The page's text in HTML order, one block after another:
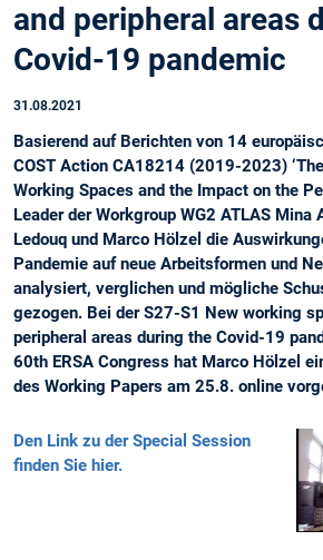
and peripheral areas
Covid-19 pandemic
31.08.2021
Basierend auf Berichten von 14
COST Action CA18214 (2019-2023)
Working Spaces and the Impact on the
Leader der Workgroup WG2 ATLAS Mina
Ledouq und Marco Hölzel die
Pandemie auf neue Arbeitsformen und
analysiert, verglichen und mögliche
gezogen. Bei der S27-S1 New working
peripheral areas during the Covid-19
60th ERSA Congress hat Marco Hölzel
des Working Papers am 25.8. online
Den Link zu der Special Session
finden Sie hier.